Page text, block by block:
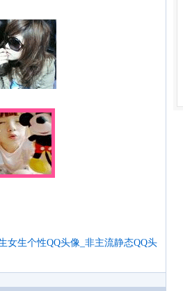
女生个性QQ头像_非主流静态QQ头